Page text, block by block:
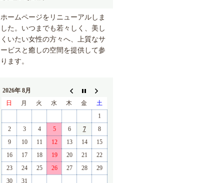
ホームページをリニューアルしま
した。いつまでも若々しく、美し
くいたい女性の方々へ、上質なサ
ービスと癒しの空間を提供して参
ります。
2026年 8月
日
月 火 水 木 金
土
1
2
3 4 5 6 7
8
9
10 11 12 13 14
15
16
17 18 19 20 21
22
23
24 25 26 27 28
29
30
31